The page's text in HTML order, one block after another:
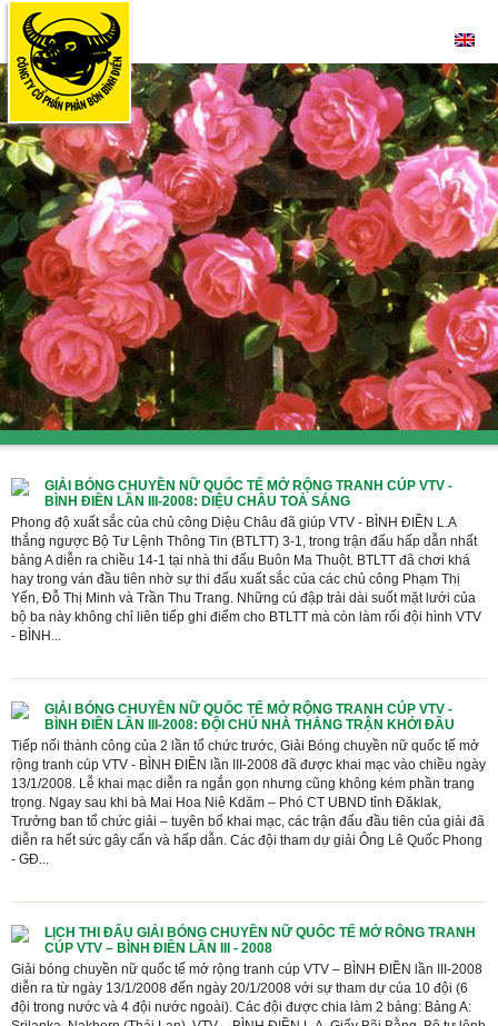
GIẢI BÓNG CHUYỀN NỮ QUỐC TẾ MỞ RỘNG TRANH CÚP VTV -
BÌNH ĐIỀN LẦN III-2008: DIỆU CHÂU TOẢ SÁNG
Phong độ xuất sắc của chủ công Diệu Châu đã giúp VTV - BÌNH ĐIỀN L.A
thắng ngược Bộ Tư Lệnh Thông Tin (BTLTT) 3-1, trong trận đấu hấp dẫn nhất
bảng A diễn ra chiều 14-1 tại nhà thi đấu Buôn Ma Thuột. BTLTT đã chơi khá
hay trong ván đầu tiên nhờ sự thi đấu xuất sắc của các chủ công Phạm Thị
Yến, Đỗ Thị Minh và Trần Thu Trang. Những cú đập trải dài suốt mặt lưới của
bộ ba này không chỉ liên tiếp ghi điểm cho BTLTT mà còn làm rối đội hình VTV
- BÌNH...
GIẢI BÓNG CHUYỀN NỮ QUỐC TẾ MỞ RỘNG TRANH CÚP VTV -
BÌNH ĐIỀN LẦN III-2008: ĐỘI CHỦ NHÀ THẮNG TRẬN KHỞI ĐẦU
Tiếp nối thành công của 2 lần tổ chức trước, Giải Bóng chuyền nữ quốc tế mở
rộng tranh cúp VTV - BÌNH ĐIỀN lần III-2008 đã được khai mạc vào chiều ngày
13/1/2008. Lễ khai mạc diễn ra ngắn gọn nhưng cũng không kém phần trang
trọng. Ngay sau khi bà Mai Hoa Niê Kdăm – Phó CT UBND tỉnh Đăklak,
Trưởng ban tổ chức giải – tuyên bố khai mạc, các trận đấu đầu tiên của giải đã
diễn ra hết sức gây cấn và hấp dẫn. Các đội tham dự giải Ông Lê Quốc Phong
- GĐ...
LỊCH THI ĐẤU GIẢI BÓNG CHUYỀN NỮ QUỐC TẾ MỞ RÔNG TRANH
CÚP VTV – BÌNH ĐIỀN LẦN III - 2008
Giải bóng chuyền nữ quốc tế mở rộng tranh cúp VTV – BÌNH ĐIỀN lần III-2008
diễn ra từ ngày 13/1/2008 đến ngày 20/1/2008 với sự tham dự của 10 đội (6
đội trong nước và 4 đội nước ngoài). Các đội được chia làm 2 bảng: Bảng A: